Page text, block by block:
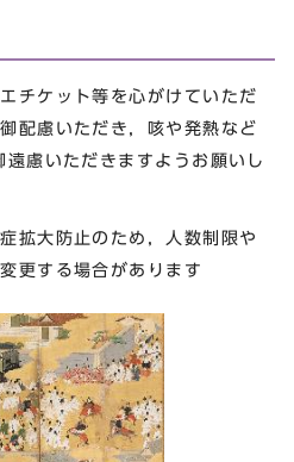
チケット等を心がけていただ
配慮いただき，咳や発熱など
慮いただきますようお願いし
拡大防止のため，人数制限や
更する場合があります